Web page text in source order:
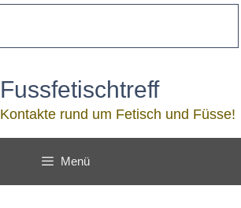
Fussfetischtreff
Kontakte rund um Fetisch und Füsse!
Menü